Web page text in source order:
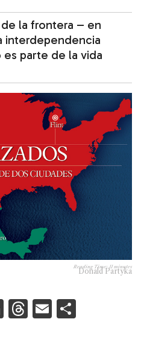
la frontera – en
interdependencia
parte de la vida
Reading Time:11 minutes
Donald Partyka
Li T E